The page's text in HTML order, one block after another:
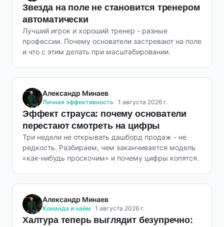
Звезда на поле не становится тренером
автоматически
Лучший игрок и хороший тренер - разные
профессии. Почему основатели застревают на поле
и что с этим делать при масштабировании.
Александр Минаев
Личная эффективность 1 августа 2026 г.
Эффект страуса: почему основатели
перестают смотреть на цифры
Три недели не открывать дашборд продаж - не
редкость. Разбираем, чем заканчивается модель
«как-нибудь проскочим» и почему цифры копятся.
Александр Минаев
Команда и найм 1 августа 2026 г.
Халтура теперь выглядит безупречно: